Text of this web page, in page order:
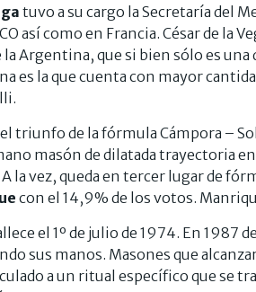
tuvo a su cargo la Secretaría del
así como en Francia. César de la
la Argentina, que si bien sólo es
es la que cuenta con mayor
triunfo de la fórmula Cámpora –
masón de dilatada trayectoria
A la vez, queda en tercer lugar de
con el 14,9% de los votos.
el 1º de julio de 1974. En 1987
sus manos. Masones que
a un ritual específico que se